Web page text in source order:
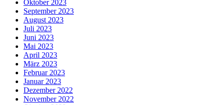
Oktober 2023
September 2023
August 2023
Juli 2023
Juni 2023
Mai 2023
April 2023
März 2023
Februar 2023
Januar 2023
Dezember 2022
November 2022